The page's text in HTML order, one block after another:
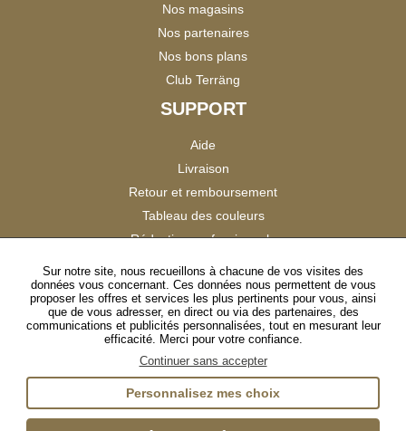
Nos magasins
Nos partenaires
Nos bons plans
Club Terräng
SUPPORT
Aide
Livraison
Retour et remboursement
Tableau des couleurs
Réduction professionnels
Satisfaction Clients
SUIVEZ-NOUS
InstagramTikTokFacebookYouTubeLinkedIn
Sur notre site, nous recueillons à chacune de vos visites des
données vous concernant. Ces données nous permettent de vous
proposer les offres et services les plus pertinents pour vous, ainsi
que de vous adresser, en direct ou via des partenaires, des
communications et publicités personnalisées, tout en mesurant leur
efficacité. Merci pour votre confiance.
Continuer sans accepter
Personnalisez mes choix